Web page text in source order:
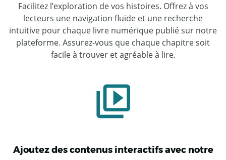
Facilitez l’exploration de vos histoires. Offrez à vos
lecteurs une navigation fluide et une recherche
intuitive pour chaque livre numérique publié sur notre
plateforme. Assurez-vous que chaque chapitre soit
facile à trouver et agréable à lire.
Ajoutez des contenus interactifs avec notre